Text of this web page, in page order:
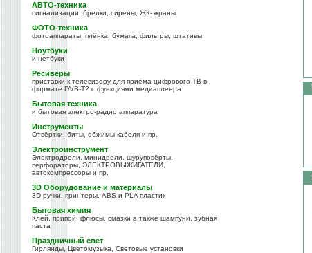
АВТО-техника
сигнализации, брелки, сирены, ЖК-экраны
ФОТО-техника
фотоаппараты, плёнка, бумага, фильтры, штативы
Ноутбуки
и нетбуки
Ресиверы
приставки к телевизору для приёма цифрового ТВ в
формате DVB-T2 с функциями медиаплеера
Бытовая техника
и бытовая электро-радио аппаратура
Инструменты
Отвёртки, биты, обжимы кабеля и пр.
Электроинструмент
Электродрели, минидрели, шуруповёрты,
перфораторы, ЭЛЕКТРОВЫЖИГАТЕЛИ,
автокомпрессоры и пр.
3D Оборудование и материалы
3D ручки, принтеры, ABS и PLA пластик
Бытовая химия
Клей, припой, флюсы, смазки а также шампуни, зубная
паста
Праздничный свет
Гирлянды, Цветомузыка, Световые установки